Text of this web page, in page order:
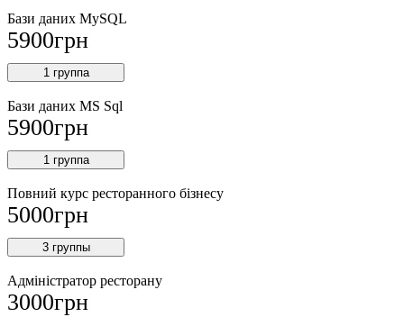
Бази даних MySQL
5900грн
1 группа
Бази даних MS Sql
5900грн
1 группа
Повний курс ресторанного бізнесу
5000грн
3 группы
Адміністратор ресторану
3000грн